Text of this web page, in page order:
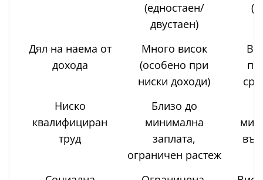
(едностаен/
двустаен)
Дял на наема от
дохода
Много висок
(особено при
ниски доходи)
Ниско
квалифициран
труд
Близо до
минимална
заплата,
ограничен растеж